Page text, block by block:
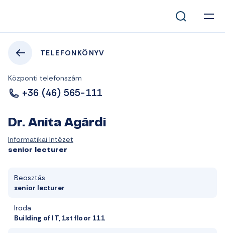
TELEFONKÖNYV
Központi telefonszám
+36 (46) 565-111
Dr. Anita Agárdi
Informatikai Intézet
senior lecturer
Beosztás
senior lecturer
Iroda
Building of IT, 1st floor 111